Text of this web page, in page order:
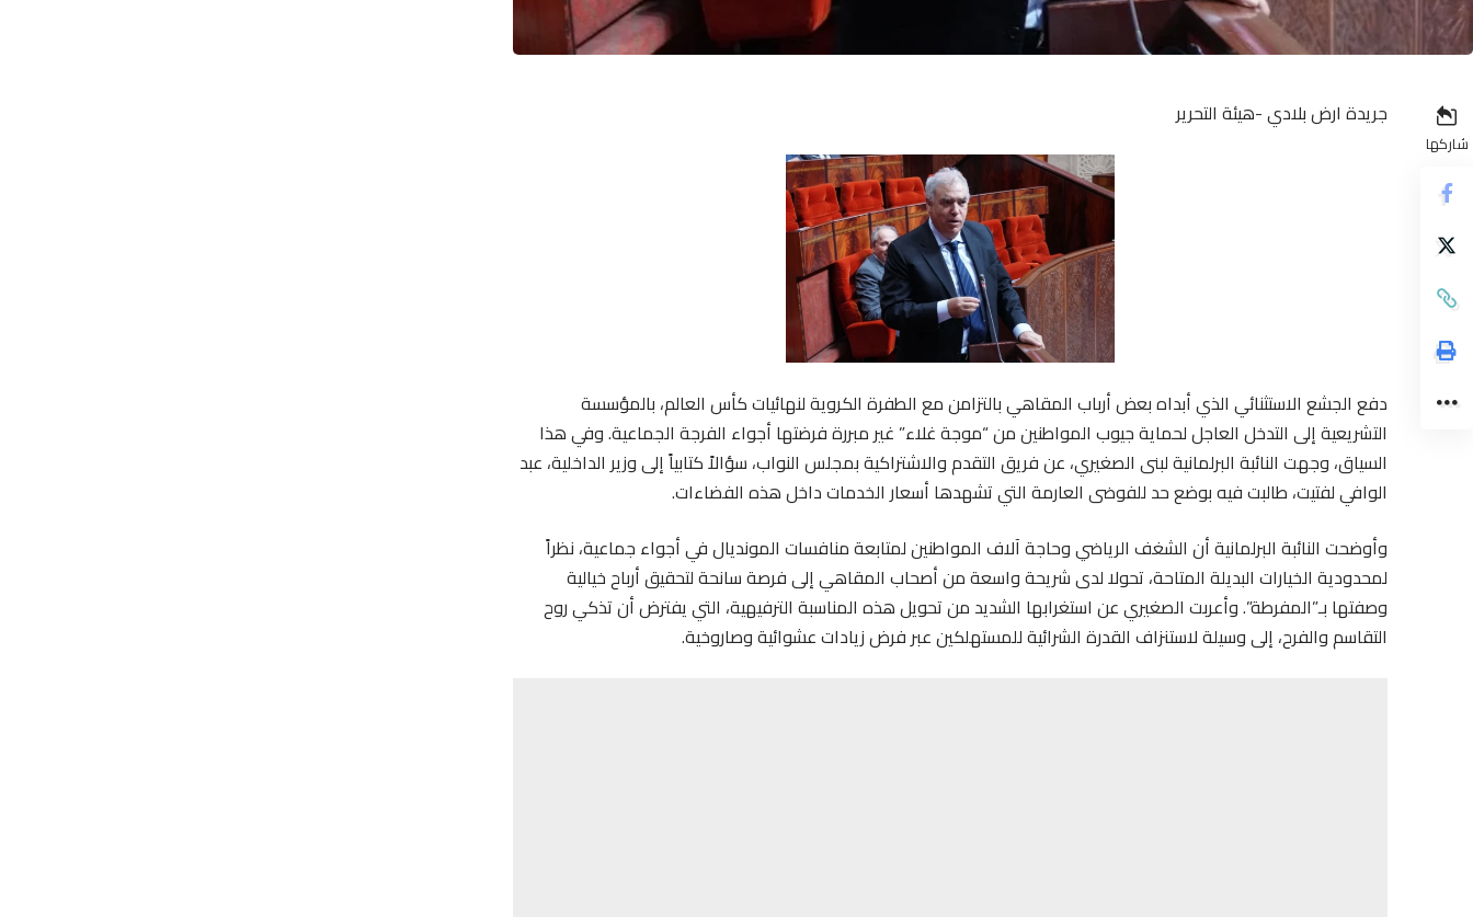
شاركها
جريدة ارض بلادي -هيئة التحرير
دفع الجشع الاستثنائي الذي أبداه بعض أرباب المقاهي بالتزامن مع الطفرة الكروية لنهائيات كأس العالم، بالمؤسسة
التشريعية إلى التدخل العاجل لحماية جيوب المواطنين من “موجة غلاء” غير مبررة فرضتها أجواء الفرجة الجماعية. وفي هذا
السياق، وجهت النائبة البرلمانية لبنى الصغيري، عن فريق التقدم والاشتراكية بمجلس النواب، سؤالاً كتابياً إلى وزير الداخلية، عبد
الوافي لفتيت، طالبت فيه بوضع حد للفوضى العارمة التي تشهدها أسعار الخدمات داخل هذه الفضاءات.
وأوضحت النائبة البرلمانية أن الشغف الرياضي وحاجة آلاف المواطنين لمتابعة منافسات المونديال في أجواء جماعية، نظراً
لمحدودية الخيارات البديلة المتاحة، تحولا لدى شريحة واسعة من أصحاب المقاهي إلى فرصة سانحة لتحقيق أرباح خيالية
وصفتها بـ”المفرطة”. وأعربت الصغيري عن استغرابها الشديد من تحويل هذه المناسبة الترفيهية، التي يفترض أن تذكي روح
التقاسم والفرح، إلى وسيلة لاستنزاف القدرة الشرائية للمستهلكين عبر فرض زيادات عشوائية وصاروخية.